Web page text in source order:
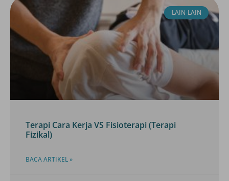
LAIN-LAIN
Terapi Cara Kerja VS Fisioterapi (Terapi
Fizikal)
BACA ARTIKEL »